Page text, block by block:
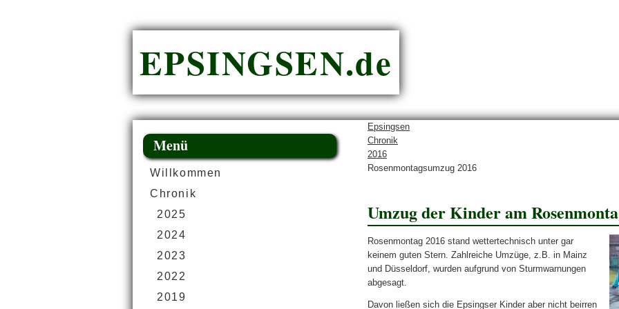
EPSINGSEN.de
Epsingsen
Chronik
2016
Rosenmontagsumzug 2016
Umzug der Kinder am
Rosenmontag 2016 stand wettertechnisch unter gar
keinem guten Stern. Zahlreiche Umzüge, z.B. in Mainz
und Düsseldorf, wurden aufgrund von Sturmwarnungen
abgesagt.
Davon ließen sich die Epsingser Kinder aber nicht beirren
Menü
Willkommen
Chronik
2025
2024
2023
2022
2019